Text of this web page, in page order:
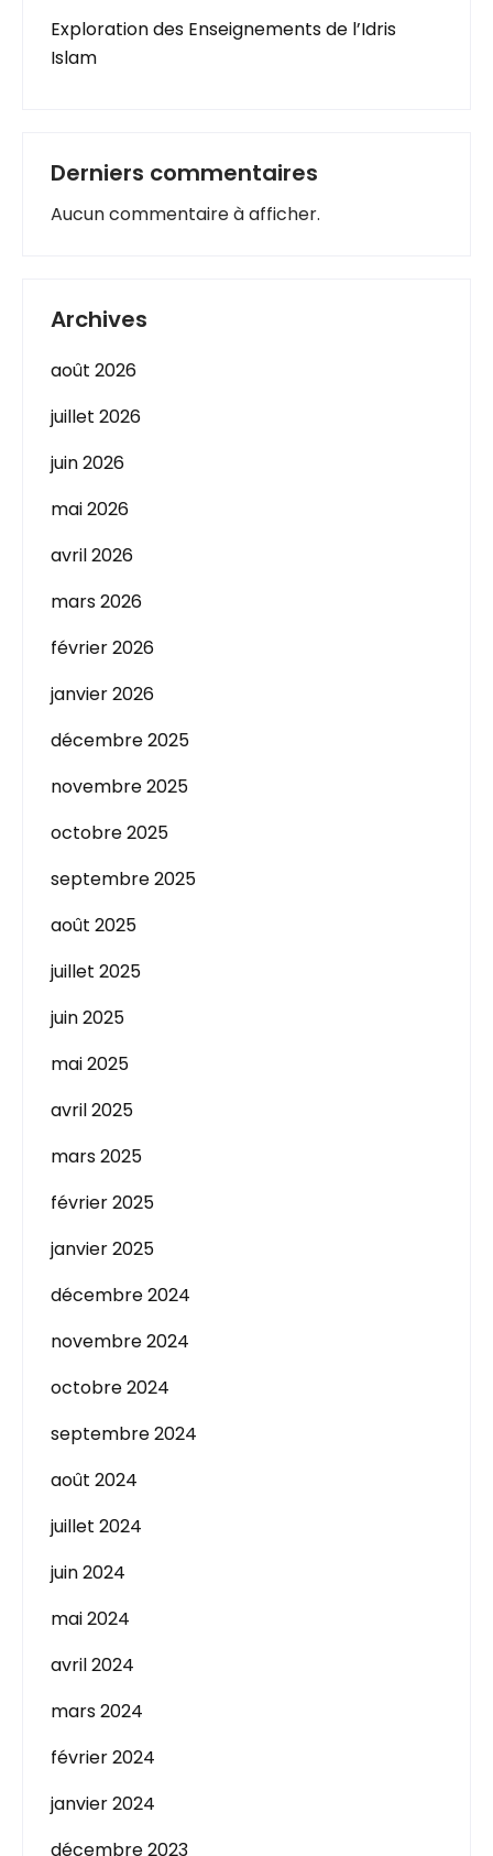
Exploration des Enseignements de l’Idris
Islam
Derniers commentaires
Aucun commentaire à afficher.
Archives
août 2026
juillet 2026
juin 2026
mai 2026
avril 2026
mars 2026
février 2026
janvier 2026
décembre 2025
novembre 2025
octobre 2025
septembre 2025
août 2025
juillet 2025
juin 2025
mai 2025
avril 2025
mars 2025
février 2025
janvier 2025
décembre 2024
novembre 2024
octobre 2024
septembre 2024
août 2024
juillet 2024
juin 2024
mai 2024
avril 2024
mars 2024
février 2024
janvier 2024
décembre 2023